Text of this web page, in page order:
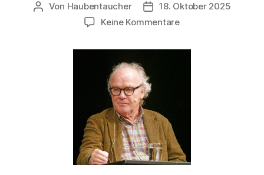
Beitragsautor
Von Haubentaucher Veröffentlichungsdatum
18. Oktober 2025
Keine Kommentarezu
des